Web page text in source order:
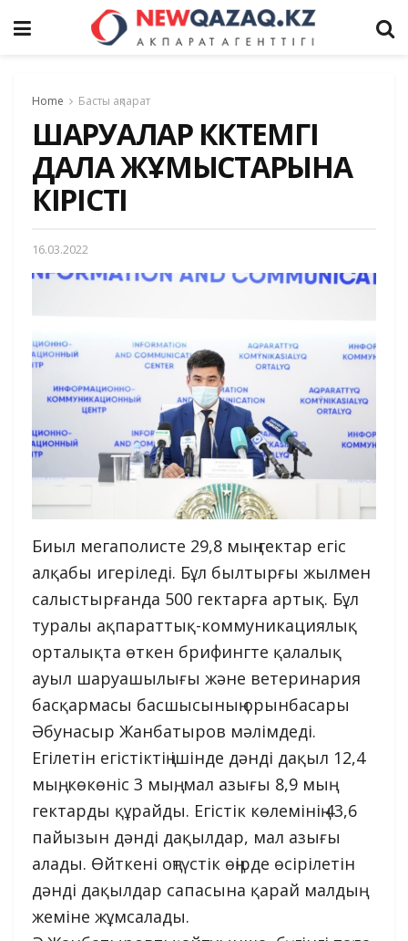
Home Басты ақпарат
ШАРУАЛАР КӨКТЕМГІ
ДАЛА ЖҰМЫСТАРЫНА
КІРІСТІ
16.03.2022
Биыл мегаполисте 29,8 мың гектар егіс
алқабы игеріледі. Бұл былтырғы жылмен
салыстырғанда 500 гектарға артық. Бұл
туралы ақпараттық-коммуникациялық
орталықта өткен брифингте қалалық
ауыл шаруашылығы және ветеринария
басқармасы басшысының орынбасары
Әбунасыр Жанбатыров мәлімдеді.
Егілетін егістіктің ішінде дәнді дақыл 12,4
мың, көкөніс 3 мың, мал азығы 8,9 мың
гектарды құрайды. Егістік көлемінің 43,6
пайызын дәнді дақылдар, мал азығы
алады. Өйткені оңтүстік өңірде өсірілетін
дәнді дақылдар сапасына қарай малдың
жеміне жұмсалады.